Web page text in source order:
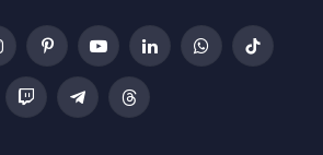
PinterestYouTubeLinkedInWhatsAppTikTok
Twitch TelegramThreads